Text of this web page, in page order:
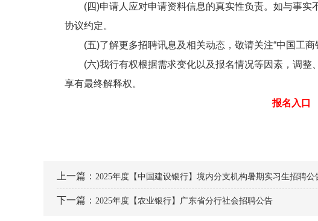
(四)申请人应对申请资料信息的真实性负责。如与事实
协议约定。
(五)了解更多招聘讯息及相关动态，敬请关注“中国工商
(六)我行有权根据需求变化以及报名情况等因素，调整
享有最终解释权。
报名入口
上一篇： 2025年度【中国建设银行】境内分支机构暑期实习生招聘公
下一篇： 2025年度【农业银行】广东省分行社会招聘公告